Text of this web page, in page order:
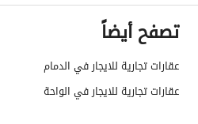
المساحة
خدمات العقار
تصفح أيضاً
عقارات تجارية للايجار في الدمام
عقارات تجارية للايجار في الواحة